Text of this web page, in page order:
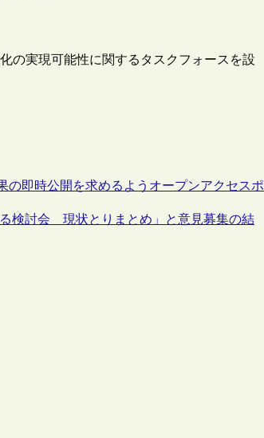
の実現可能性に関するタスクフォースを設
の即時公開を求めるようオープンアクセスポ
検討会 現状とりまとめ」と意見募集の結